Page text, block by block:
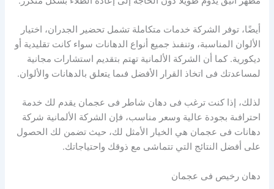
أيضًا، توفر الشركة خدمات متكاملة تشمل تحضير الجدران، اختيار
الألوان المناسبة، وتنفىذ جميع أنواع الدهانات سواء كانت تقليدية أو
ديكورية. كما أن الشركة الألمانية تهتم بتقديم استشارات مجانية
لمساعدتك فى اتخاذ القرار الأفضل فىما يتعلق بالدهانات والألوان.
لذلك، إذا كنت ترغب فى دهان شاطر فى عجمان يقدم لك خدمة
احترافىة بجودة عالية وسعر مناسب، فإن الشركة الألمانية شركة
دهانات فى عجمان هي الخيار الأمثل لك، حيث تضمن لك الحصول
على أفضل النتائج التي تتماشى مع ذوقك واحتياجاتك.
دهان رخيص فى عجمان